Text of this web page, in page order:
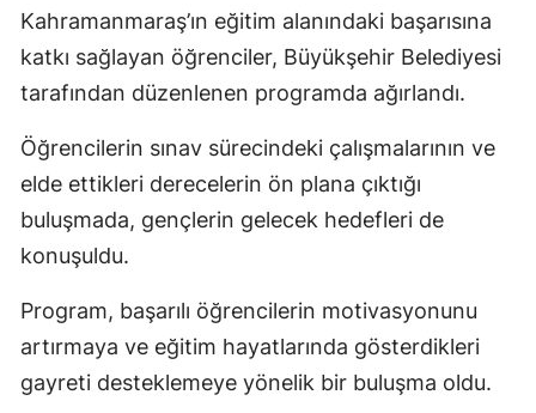
Kahramanmaraş’ın eğitim alanındaki başarısına
katkı sağlayan öğrenciler, Büyükşehir Belediyesi
tarafından düzenlenen programda ağırlandı.
Öğrencilerin sınav sürecindeki çalışmalarının ve
elde ettikleri derecelerin ön plana çıktığı
buluşmada, gençlerin gelecek hedefleri de
konuşuldu.
Program, başarılı öğrencilerin motivasyonunu
artırmaya ve eğitim hayatlarında gösterdikleri
gayreti desteklemeye yönelik bir buluşma oldu.